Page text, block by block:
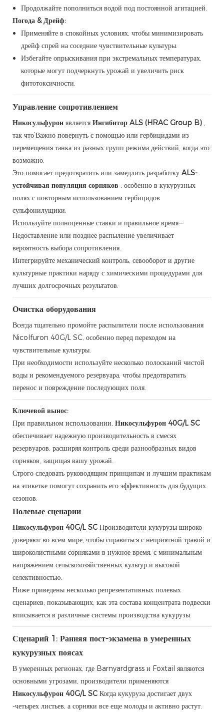
Продолжайте пополниться водой под постоянной агитацией.
Погода & Дрейф:
Применяйте в спокойных условиях, чтобы минимизировать
дрейф спрей на соседние чувствительные культуры.
Избегайте опрыскивания при экстремальных температурах,
которые могут подчеркнуть урожай и увеличить риск
фитотоксичности.
Управление сопротивлением
Никосульфурон является Ингибитор ALS (HRAC Group B) ,
так что’Важно повернуть с помощью или гербицидами из
перемещения танка из разных групп режима действий, когда это
возможно.
Это помогает предотвратить или замедлить разработку ALS-
устойчивая популяция сорняков , особенно в кукурузных
полях с повторным использованием гербицидов
сульфонилущики.
Используйте полноценные ставки и правильное время—
Недоставление или позднее распыление увеличивает
вероятность выбора сопротивления.
Интегрируйте механический контроль, севооборот и другие
культурные практики наряду с химическими процедурами для
лучших долгосрочных результатов.
Очистка оборудования
Всегда тщательно промойте распылители после использования
Nicolfuron 40G/L SC, особенно перед переходом на
чувствительные культуры.
При необходимости используйте несколько полосканий чистой
воды и рекомендуемого резервуара, чтобы предотвратить
перенос и повреждение последующих поля.
Ключевой вынос:
При правильном использовании, Никосульфурон 40G/L SC
обеспечивает надежную производительность в смесях
резервуаров, расширяя контроль среди разнообразных видов
сорняков, защищая вашу урожай.
Строго следовать руководящим принципам и лучшим практикам
на этикетке помогут сохранить его эффективность для будущих
сезонов.
Полевые сценарии
Никосульфурон 40G/L SC Производители кукурузы широко
доверяют во всем мире, чтобы справиться с неприятной травой и
широколистными сорняками в нужное время, с минимальным
напряжением сельскохозяйственных культур и высокой
селективностью.
Ниже приведены несколько репрезентативных полевых
сценариев, показывающих, как эта состава концентрата подвески
вписывается в различные системы производства кукурузы.
Сценарий 1: Ранняя пост-экзамена в умеренных
кукурузных поясах
В умеренных регионах, где Barnyardgrass и Foxtail являются
основными угрозами, производители применяются
Никосульфурон 40G/L SC Когда кукуруза достигает двух
-четырех листьев, а сорняки все еще молоды и активно растут.